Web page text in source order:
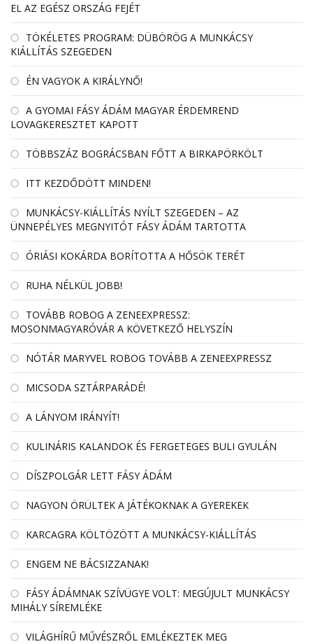
EL AZ EGÉSZ ORSZÁG FEJÉT
TÖKÉLETES PROGRAM: DÜBÖRÖG A MUNKÁCSY
KIÁLLÍTÁS SZEGEDEN
ÉN VAGYOK A KIRÁLYNŐ!
A GYOMAI FÁSY ÁDÁM MAGYAR ÉRDEMREND
LOVAGKERESZTET KAPOTT
TÖBBSZÁZ BOGRÁCSBAN FŐTT A BIRKAPÖRKÖLT
ITT KEZDŐDÖTT MINDEN!
MUNKÁCSY-KIÁLLÍTÁS NYÍLT SZEGEDEN – AZ
ÜNNEPÉLYES MEGNYITÓT FÁSY ÁDÁM TARTOTTA
ÓRIÁSI KOKÁRDA BORÍTOTTA A HŐSÖK TERÉT
RUHA NÉLKÜL JOBB!
TOVÁBB ROBOG A ZENEEXPRESSZ:
MOSONMAGYARÓVÁR A KÖVETKEZŐ HELYSZÍN
NÓTÁR MARYVEL ROBOG TOVÁBB A ZENEEXPRESSZ
MICSODA SZTÁRPARÁDÉ!
A LÁNYOM IRÁNYÍT!
KULINÁRIS KALANDOK ÉS FERGETEGES BULI GYULÁN
DÍSZPOLGÁR LETT FÁSY ÁDÁM
NAGYON ÖRÜLTEK A JÁTÉKOKNAK A GYEREKEK
KARCAGRA KÖLTÖZÖTT A MUNKÁCSY-KIÁLLÍTÁS
ENGEM NE BÁCSIZZANAK!
FÁSY ÁDÁMNAK SZÍVÜGYE VOLT: MEGÚJULT MUNKÁCSY
MIHÁLY SÍREMLÉKE
VILÁGHÍRŰ MŰVÉSZRŐL EMLÉKEZTEK MEG